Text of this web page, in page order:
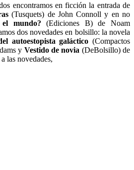
encontramos en ficción la entrada de
(Tusquets) de John Connoll y en no
mundo? (Ediciones B) de Noam
dos novedades en bolsillo: la novela
autoestopista galáctico (Compactos
y Vestido de novia (DeBolsillo) de
las novedades,